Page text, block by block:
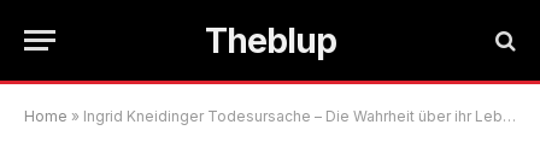
Theblup
Home » Ingrid Kneidinger Todesursache – Die Wahrheit über ihr Leben und ihren tragischen Tod